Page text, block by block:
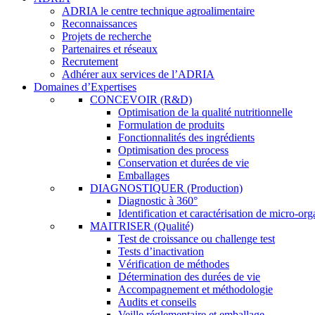
ADRIA le centre technique agroalimentaire
Reconnaissances
Projets de recherche
Partenaires et réseaux
Recrutement
Adhérer aux services de l’ADRIA
Domaines d’Expertises
CONCEVOIR (R&D)
Optimisation de la qualité nutritionnelle
Formulation de produits
Fonctionnalités des ingrédients
Optimisation des process
Conservation et durées de vie
Emballages
DIAGNOSTIQUER (Production)
Diagnostic à 360°
Identification et caractérisation de micro-
MAITRISER (Qualité)
Test de croissance ou challenge test
Tests d’inactivation
Vérification de méthodes
Détermination des durées de vie
Accompagnement et méthodologie
Audits et conseils